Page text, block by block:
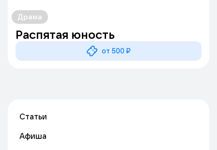
Драма
Распятая юность
от 500 ₽
Статьи
Афиша